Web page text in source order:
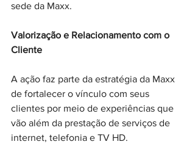
sede da Maxx.
Valorização e Relacionamento com o
Cliente
A ação faz parte da estratégia da Maxx
de fortalecer o vínculo com seus
clientes por meio de experiências que
vão além da prestação de serviços de
internet, telefonia e TV HD.